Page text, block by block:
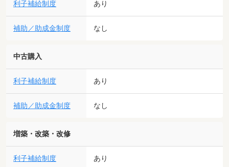
利子補給制度 あり
補助／助成金制度 なし
中古購入
利子補給制度 あり
補助／助成金制度 なし
増築・改築・改修
利子補給制度 あり